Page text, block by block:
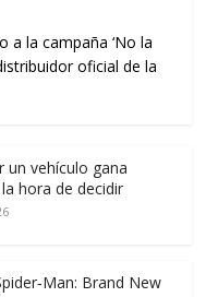
a la campaña ‘No la
oficial de la
un vehículo gana
hora de decidir
Brand New